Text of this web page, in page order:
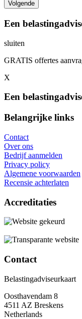
Een
sluiten
GRATIS offertes
X
Een
Belangrijke links
Contact
Over ons
Bedrijf aanmelden
Privacy policy
Algemene voorwaarden
Recensie achterlaten
Accreditaties
Contact
Belastingadviseurkaart
Oosthavendam 8
4511 AZ Breskens
Netherlands